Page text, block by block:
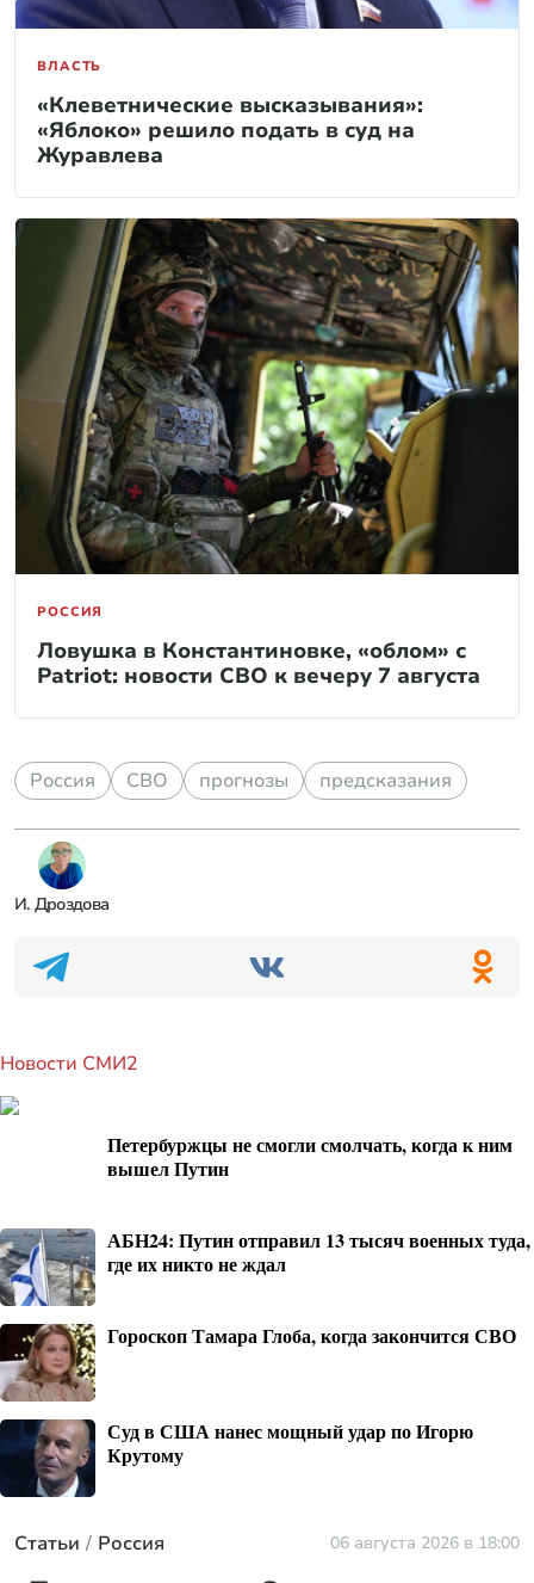
ВЛАСТЬ
«Клеветнические высказывания»:
«Яблоко» решило подать в суд на
Журавлева
РОССИЯ
Ловушка в Константиновке, «облом» с
Patriot: новости СВО к вечеру 7 августа
Россия СВО прогнозы предсказания
И. Дроздова
Новости СМИ2
Петербуржцы не смогли смолчать, когда к ним
вышел Путин
АБН24: Путин отправил 13 тысяч военных туда,
где их никто не ждал
Гороскоп Тамара Глоба, когда закончится СВО
Суд в США нанес мощный удар по Игорю
Крутому
Статьи Россия 06 августа 2026 в 18:00